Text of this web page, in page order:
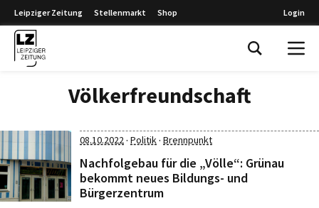
Leipziger Zeitung Stellenmarkt Shop Login
Völkerfreundschaft
08.10.2022· Politik· Brennpunkt
Nachfolgebau für die „Völle“: Grünau
bekommt neues Bildungs- und
Bürgerzentrum